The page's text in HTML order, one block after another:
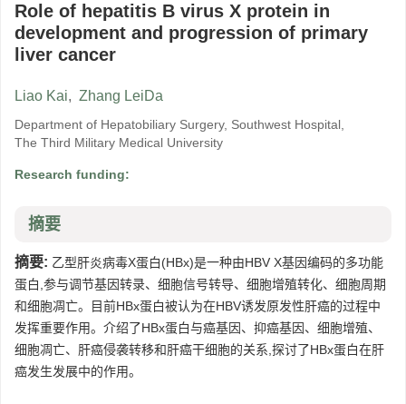
Role of hepatitis B virus X protein in
development and progression of primary
liver cancer
Liao Kai, Zhang LeiDa
Department of Hepatobiliary Surgery, Southwest Hospital,
The Third Military Medical University
Research funding:
摘要
摘要: 乙型肝炎病毒X蛋白(HBx)是一种由HBV X基因编码的多功能
蛋白,参与调节基因转录、细胞信号转导、细胞增殖转化、细胞周期
和细胞凋亡。目前HBx蛋白被认为在HBV诱发原发性肝癌的过程中
发挥重要作用。介绍了HBx蛋白与癌基因、抑癌基因、细胞增殖、
细胞凋亡、肝癌侵袭转移和肝癌干细胞的关系,探讨了HBx蛋白在肝
癌发生发展中的作用。